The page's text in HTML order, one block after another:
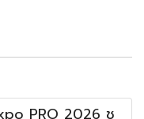
PRO 2026 ชู